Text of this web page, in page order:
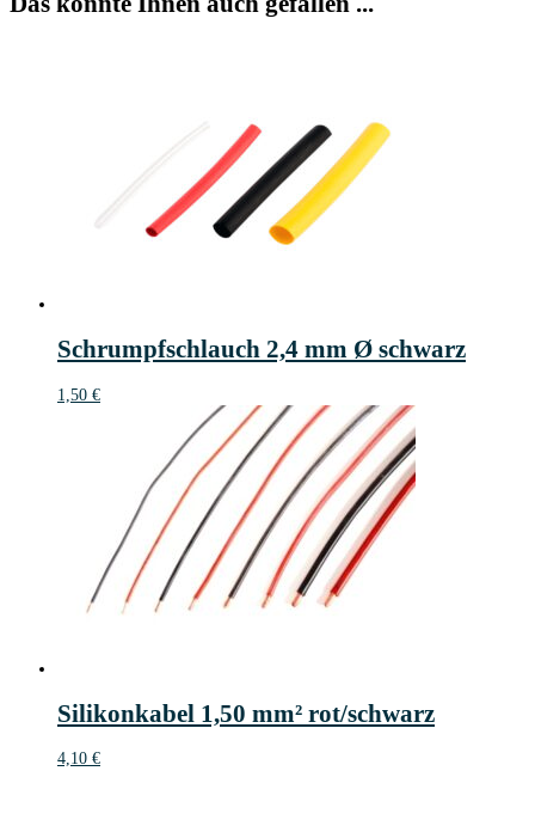
14,90 €9,90 €.
Schrumpfschlauch 2,4 mm Ø schwarz
1,50 €
Silikonkabel 1,50 mm² rot/schwarz
4,10 €